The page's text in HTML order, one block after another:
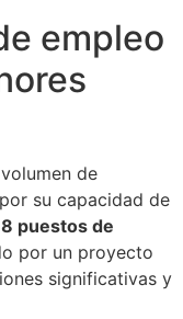
empleo
de
su capacidad de
puestos de
por un proyecto
significativas y